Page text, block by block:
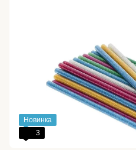
Новинка
3